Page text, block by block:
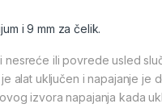
i 9 mm za čelik.
ili povrede usled
alat uključen i napajanje je
izvora napajanja kada